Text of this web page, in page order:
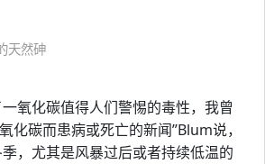
天然砷
氧化碳值得人们警惕的毒性，我曾
化碳而患病或死亡的新闻”Blum说，
，尤其是风暴过后或者持续低温的